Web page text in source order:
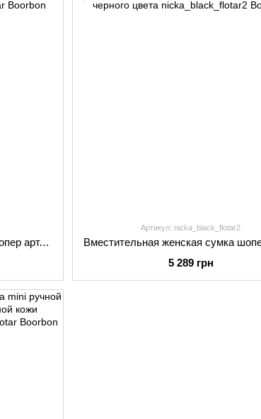
Вместительная женская сумка шопер арт. Nicka ручной работы из натуральной фактурной кожи коньячного цвета
Артикул: nicka_black_flotar2
5 289 грн